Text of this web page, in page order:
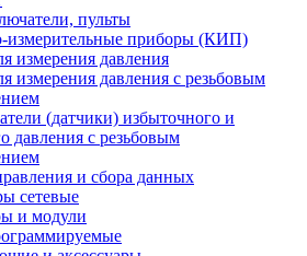
пульты
измерительные приборы (КИП)
измерения давления
измерения давления с резьбовым
(датчики) избыточного и
давления с резьбовым
и сбора данных
сетевые
и модули